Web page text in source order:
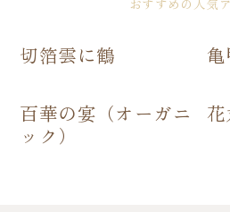
おすすめの人気
切箔雲に鶴
百華の宴（オーガニ
ック）